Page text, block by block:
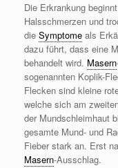
Die Erkrankung
Halsschmerzen und
die Symptome als
dazu führt, dass eine
behandelt wird. Masern
sogenannten Koplik-
Flecken sind kleine
welche sich am
der Mundschleimhaut
gesamte Mund- und
Fieber stark an. Erst
Masern-Ausschlag.